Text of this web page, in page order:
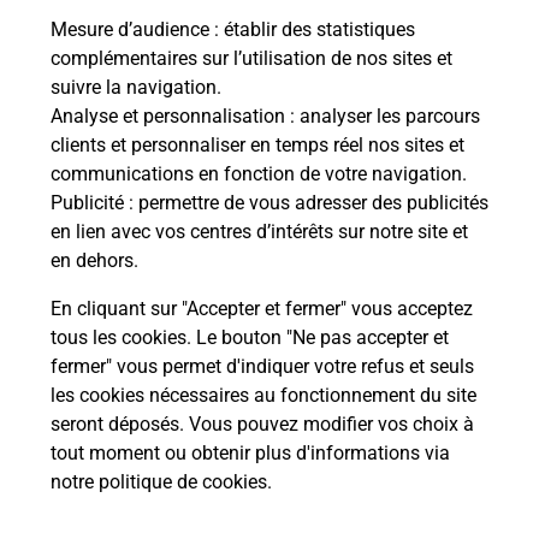
Mesure d’audience : établir des statistiques
complémentaires sur l’utilisation de nos sites et
suivre la navigation.
Analyse et personnalisation : analyser les parcours
clients et personnaliser en temps réel nos sites et
communications en fonction de votre navigation.
Publicité : permettre de vous adresser des publicités
en lien avec vos centres d’intérêts sur notre site et
en dehors.
En cliquant sur "Accepter et fermer" vous acceptez
tous les cookies. Le bouton "Ne pas accepter et
fermer" vous permet d'indiquer votre refus et seuls
les cookies nécessaires au fonctionnement du site
seront déposés. Vous pouvez modifier vos choix à
tout moment ou obtenir plus d'informations via
notre politique de cookies.
Boîte aux Lettres La Poste
Prochaine collecte du courrierlundià 09h00
16 Rue Boisrot Desserviers
03310 Neris Les Bains
Le lien s'ouvre dans un nouvel onglet
Localiser Liste Boîtes aux lettres Allier Neris Les Bains